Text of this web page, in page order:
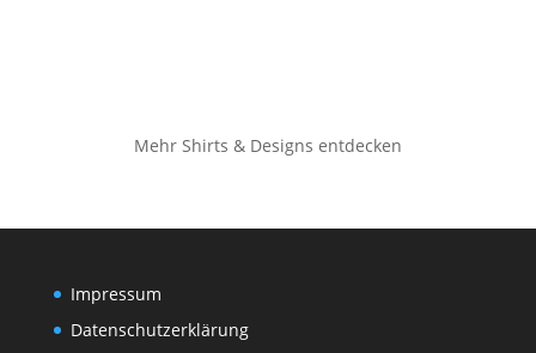
Mehr Shirts & Designs entdecken
Impressum
Datenschutzerklärung